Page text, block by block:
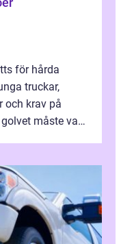
för hårda
truckar,
och krav på
måste vara